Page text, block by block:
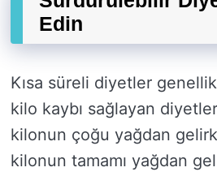
Edin
Kısa süreli diyetler
kilo kaybı sağlayan
kilonun çoğu yağdan
kilonun tamamı yağdan